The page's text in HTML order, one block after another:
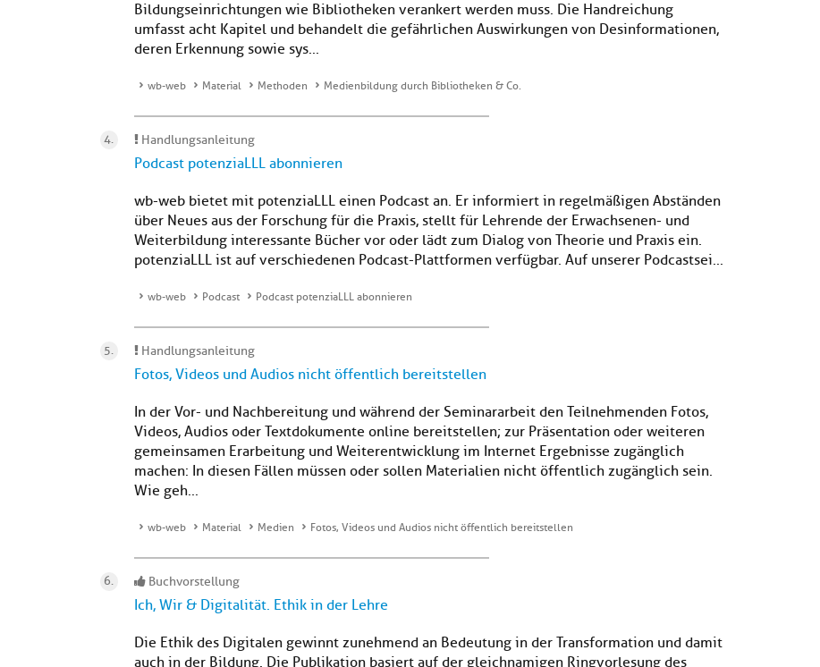
Bildungseinrichtungen wie Bibliotheken verankert werden muss. Die Handreichung
umfasst acht Kapitel und behandelt die gefährlichen Auswirkungen von Desinformationen ,
deren Erkennung sowie sys...
wb-web Material Methoden Medienbildung durch Bibliotheken & Co.
Handlungsanleitung
Podcast potenziaLLL abonnieren
wb-web bietet mit potenziaLLL einen Podcast an. Er informiert in regelmäßigen Abständen
über Neues aus der Forschung für die Praxis, stellt für Lehrende der Erwachsenen- und
Weiterbildung interessante Bücher vor oder lädt zum Dialog von Theorie und Praxis ein.
potenziaLLL ist auf verschiedenen Podcast-Plattformen verfügbar. Auf unserer Podcastsei...
wb-web Podcast Podcast potenziaLLL abonnieren
Handlungsanleitung
Fotos, Videos und Audios nicht öffentlich bereitstellen
In der Vor- und Nachbereitung und während der Seminararbeit den Teilnehmenden Fotos,
Videos, Audios oder Textdokumente online bereitstellen; zur Präsentation oder weiteren
gemeinsamen Erarbeitung und Weiterentwicklung im Internet Ergebnisse zugänglich
machen: In diesen Fällen müssen oder sollen Materialien nicht öffentlich zugänglich sein.
Wie geh...
wb-web Material Medien Fotos, Videos und Audios nicht öffentlich bereitstellen
Buchvorstellung
Ich, Wir & Digitalität. Ethik in der Lehre
Die Ethik des Digitalen gewinnt zunehmend an Bedeutung in der Transformation und damit
auch in der Bildung. Die Publikation basiert auf der gleichnamigen Ringvorlesung des